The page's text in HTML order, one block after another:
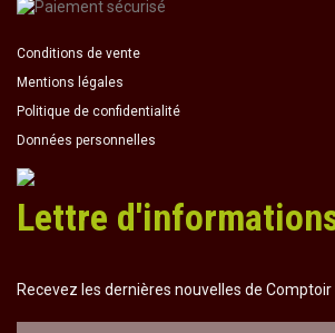
Conditions de vente
Mentions légales
Politique de confidentialité
Données personnelles
Lettre
Recevez les dernières nouvelles de Comptoir